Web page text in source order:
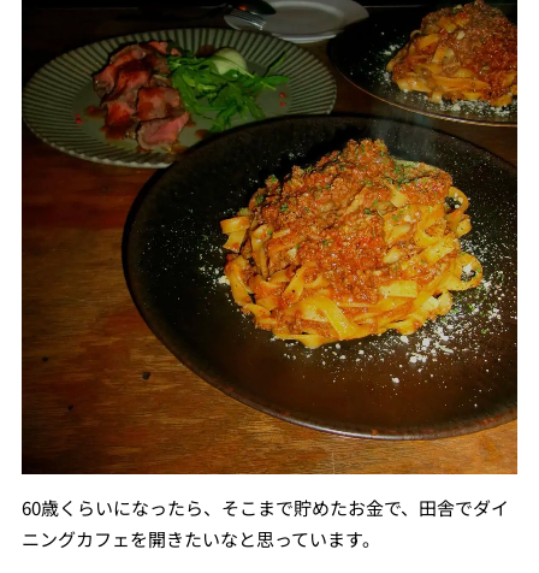
60歳くらいになったら、そこまで貯めたお金で、田舎でダイ
ニングカフェを開きたいなと思っています。